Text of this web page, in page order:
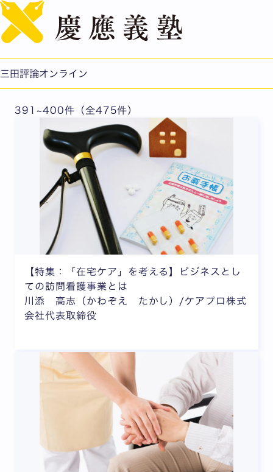
三田評論オンライン
特集
391~400件（全475件）
【特集：「在宅ケア」を考える】ビジネスとし
ての訪問看護事業とは
川添 高志（かわぞえ たかし）/ケアプロ株式
会社代表取締役